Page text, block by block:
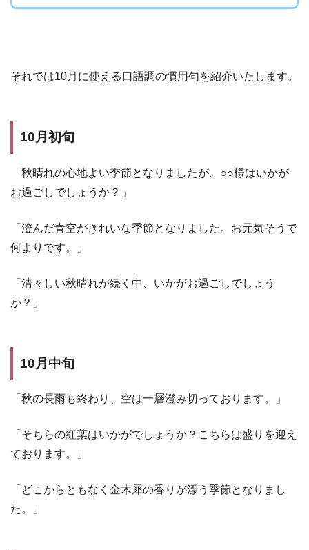
それでは10月に使える口語調の慣用句を紹介いたします。
10月初旬
「秋晴れの心地よい季節となりましたが、○○様はいかが
お過ごしでしょうか？」
「澄んだ青空がきれいな季節となりました。お元気そうで
何よりです。」
「清々しい秋晴れが続く中、いかがお過ごしでしょう
か？」
10月中旬
「秋の長雨も終わり、空は一層澄み切っております。」
「そちらの紅葉はいかがでしょうか？こちらは盛りを迎え
ております。」
「どこからともなく金木犀の香りが漂う季節となりまし
た。」